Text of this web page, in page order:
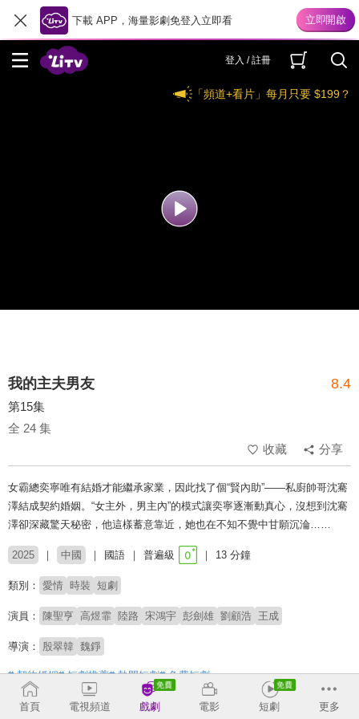
下載 APP，海量影劇免登入立即看
登入 / 註冊
「頻道+看片」每月只要 $199？
我的主夫男友 8.4
第15集
全 24 集
收藏
分享
女霸總奕寧唯有結婚才能繼承家業，因此找了個“賢內助”——私廚帥哥沈騫
澤結成契約婚姻。“女主外，男主內”的模式讓奕寧逐漸動真心，沒想到沈騫
澤卻深藏驚天秘密，他這樣蓄意靠近，她也在不知不覺中甘願沉淪……
2025 中國 國語 普遍級 13 分鐘
類別： 愛情 時裝 短劇
演員： 陳聖亨 高煜霏 陸路 宋鴻宇 彭劍雄 劉顧浩 王成
導演： 殷翠韓 魏錚
# 契約婚姻# 短劇推薦# 熱門短劇# 免費短劇
首頁 電視頻道 戲劇 電影 短劇 更多